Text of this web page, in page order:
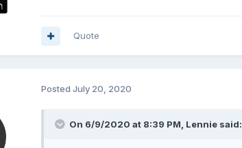
Quote
Posted July 20, 2020
On 6/9/2020 at 8:39 PM, Lennie said: